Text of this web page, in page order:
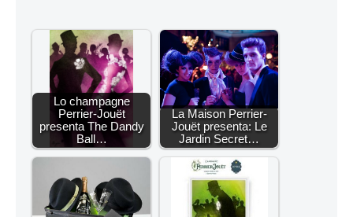
Lo champagne
Perrier-Jouët
presenta The Dandy
Ball…
La Maison Perrier-
Jouët presenta: Le
Jardin Secret…